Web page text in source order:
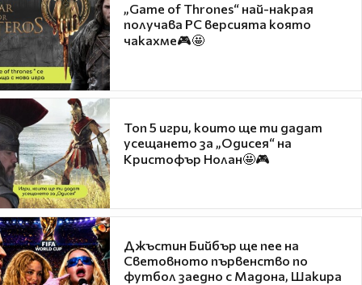
„Game of Thrones“ най-накрая
получава PC версията която
чакахме🎮🤩
Топ 5 игри, които ще ти дадат
усещането за „Одисея“ на
Кристофър Нолан🤩🎮
Джъстин Бийбър ще пее на
Световното първенство по
футбол заедно с Мадона, Шакира